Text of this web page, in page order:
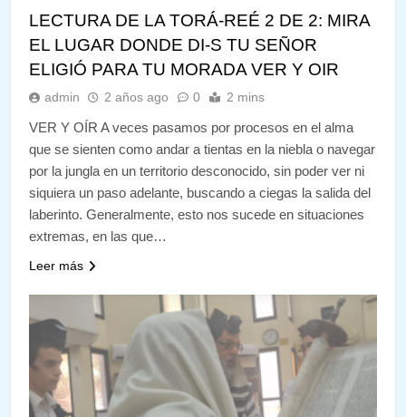
LECTURA DE LA TORÁ-REÉ 2 DE 2: MIRA
EL LUGAR DONDE DI-S TU SEÑOR
ELIGIÓ PARA TU MORADA VER Y OIR
admin 2 años ago 0 2 mins
VER Y OÍR A veces pasamos por procesos en el alma
que se sienten como andar a tientas en la niebla o navegar
por la jungla en un territorio desconocido, sin poder ver ni
siquiera un paso adelante, buscando a ciegas la salida del
laberinto. Generalmente, esto nos sucede en situaciones
extremas, en las que…
Leer más